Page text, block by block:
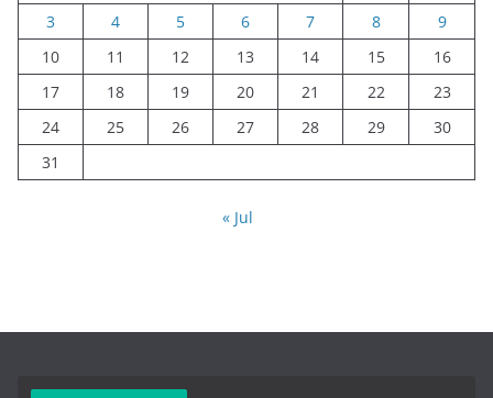
3
4 5 6 7 8
9
10
11 12 13 14 15
16
17
18 19 20 21 22
23
24
25 26 27 28 29
30
31
« Jul